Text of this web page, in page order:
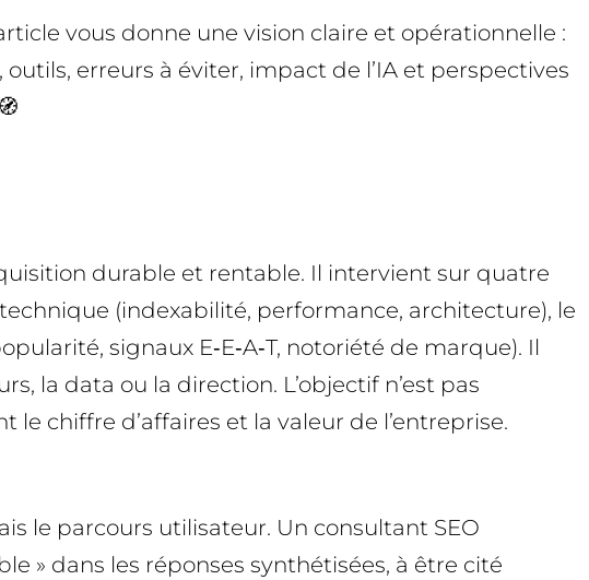
vous donne une vision claire et opérationnelle :
erreurs à éviter, impact de l’IA et perspectives
durable et rentable. Il intervient sur quatre
(indexabilité, performance, architecture), le
signaux E‑E‑A‑T, notoriété de marque). Il
la data ou la direction. L’objectif n’est pas
chiffre d’affaires et la valeur de l’entreprise.
le parcours utilisateur. Un consultant SEO
» dans les réponses synthétisées, à être cité